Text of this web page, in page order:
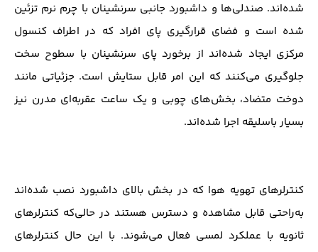
شده‌اند. صندلی‌ها و داشبورد جانبی سرنشینان با چرم نرم تزئین
شده است و فضای قرارگیری پای افراد که در اطراف کنسول
مرکزی ایجاد شده‌اند از برخورد پای سرنشینان با سطوح سخت
جلوگیری می‌کنند که این امر قابل ستایش است. جزئیاتی مانند
دوخت متضاد، بخش‌های چوبی و یک ساعت عقربه‌ای مدرن نیز
بسیار باسلیقه اجرا شده‌اند.
کنترلرهای تهویه هوا که در بخش بالای داشبورد نصب شده‌اند
به‌راحتی قابل مشاهده و دسترس هستند در حالی‌که کنترلرهای
ثانویه با عملکرد لمسی فعال می‌شوند. با این حال کنترلرهای